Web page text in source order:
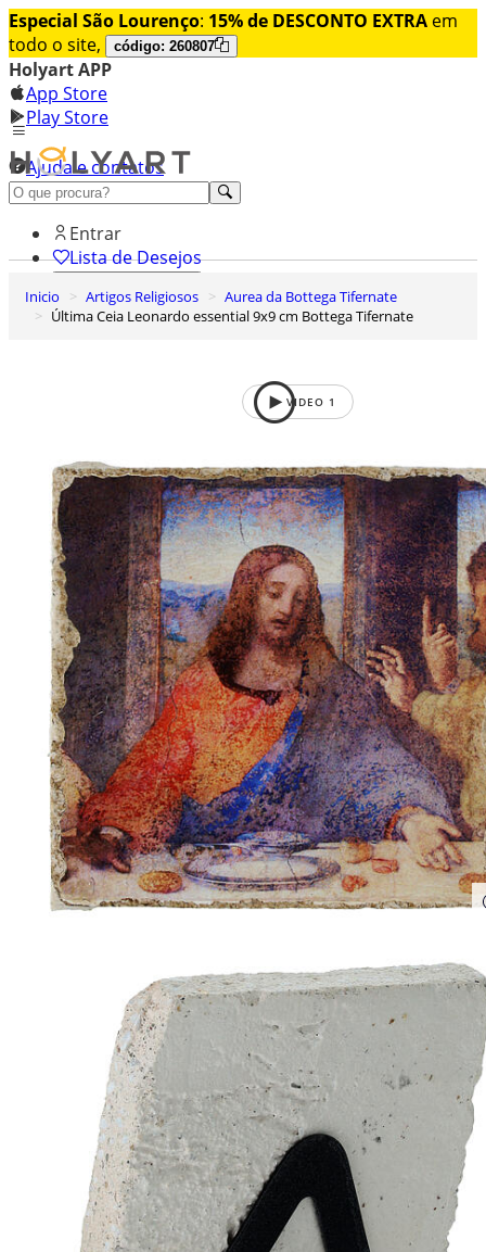
Especial São Lourenço: 15% de DESCONTO EXTRA em
todo o site,
código: 260807
Holyart APP
App Store
Play Store
Ajuda e contatos
Conheça premium
Entrar
Lista de Desejos
0
Carrinho de Compras
Inicio Artigos Religiosos
Aurea da Bottega Tifernate
Última Ceia Leonardo essential 9x9 cm Bottega Tifernate
VIDEO 1